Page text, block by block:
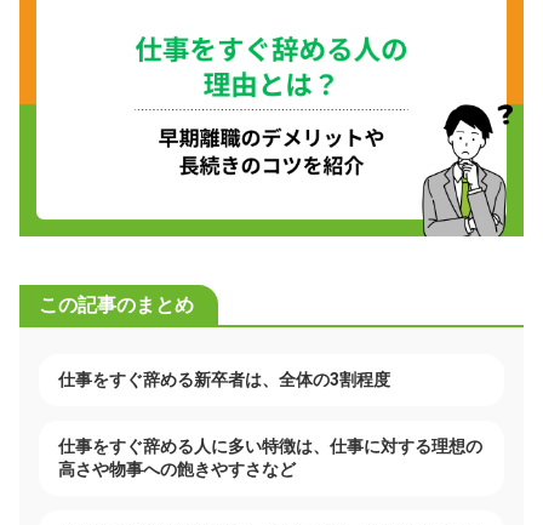
この記事のまとめ
仕事をすぐ辞める新卒者は、全体の3割程度
仕事をすぐ辞める人に多い特徴は、仕事に対する理想の
高さや物事への飽きやすさなど